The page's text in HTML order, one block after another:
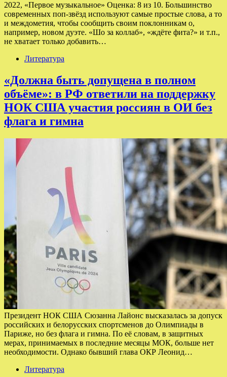
2022, «Первое музыкальное» Оценка: 8 из 10. Большинство
современных поп-звёзд используют самые простые слова, а то
и междометия, чтобы сообщить своим поклонникам о,
например, новом дуэте. «Шо за коллаб», «ждёте фита?» и т.п.,
не хватает только добавить…
Литература
«Должна быть допущена в полном
объёме»: в РФ ответили на поддержку
НОК США участия россиян в ОИ без
флага и гимна
Президент НОК США Сюзанна Лайонс высказалась за допуск
российских и белорусских спортсменов до Олимпиады в
Париже, но без флага и гимна. По её словам, в защитных
мерах, принимаемых в последние месяцы МОК, больше нет
необходимости. Однако бывший глава ОКР Леонид…
Литература